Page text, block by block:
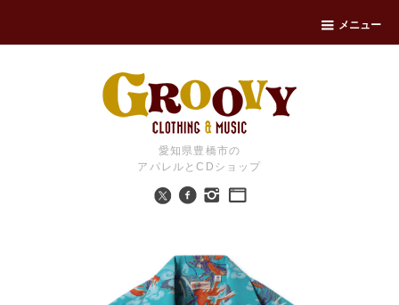
メニュー
愛知県豊橋市の
アパレルとCDショップ